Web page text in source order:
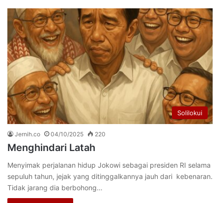
Solilokui
Jernih.co 04/10/2025 220
Menghindari Latah
Menyimak perjalanan hidup Jokowi sebagai presiden RI selama
sepuluh tahun, jejak yang ditinggalkannya jauh dari kebenaran.
Tidak jarang dia berbohong…